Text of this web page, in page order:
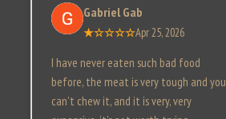
Gabriel Gab
★☆☆☆☆Apr 25, 2026
I have never eaten such bad food
before, the meat is very tough and you
can't chew it, and it is very, very